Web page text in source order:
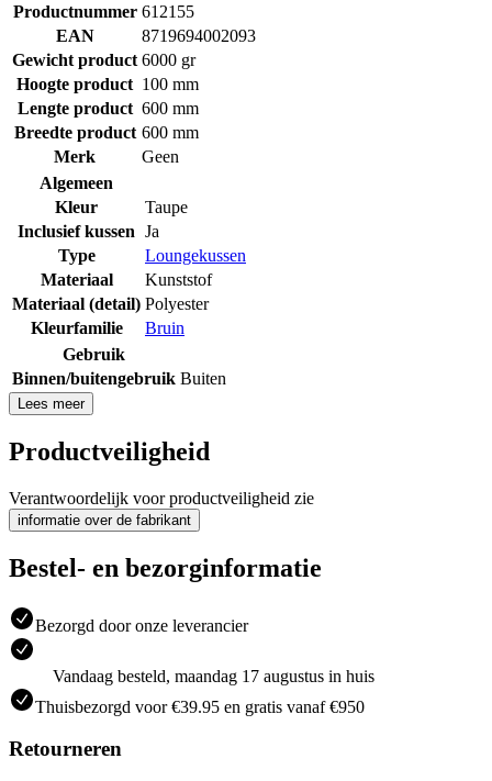
Productnummer 612155
EAN
8719694002093
Gewicht product 6000 gr
Hoogte product 100 mm
Lengte product 600 mm
Breedte product 600 mm
Merk
Geen
Algemeen
Kleur
Taupe
Inclusief kussen Ja
Type
Loungekussen
Materiaal
Kunststof
Materiaal (detail) Polyester
Kleurfamilie
Bruin
Gebruik
Binnen/buitengebruik Buiten
Lees meer
Productveiligheid
Verantwoordelijk voor productveiligheid zie
informatie over de fabrikant
Bestel- en bezorginformatie
Bezorgd door onze leverancier
Vandaag besteld, maandag 17 augustus in huis
Thuisbezorgd voor €39.95 en gratis vanaf €950
Retourneren